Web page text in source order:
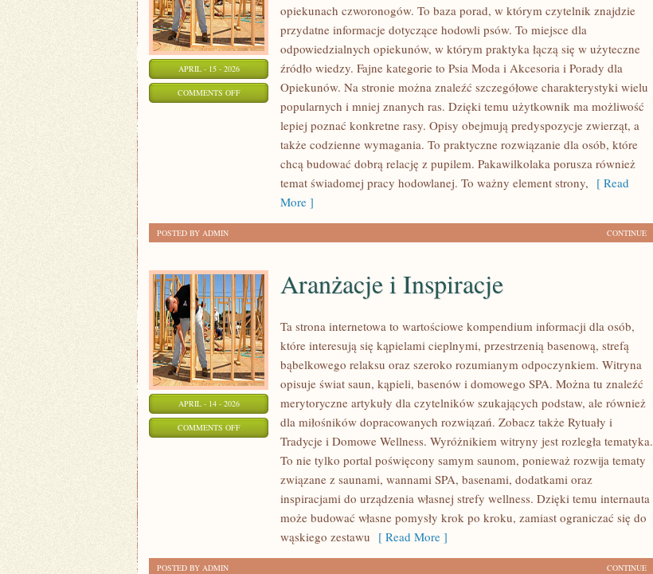
APRIL - 15 - 2026
COMMENTS OFFON
CIEKAWOSTKI
opiekunach czworonogów. To baza porad, w którym czytelnik znajdzie
przydatne informacje dotyczące hodowli psów. To miejsce dla
odpowiedzialnych opiekunów, w którym praktyka łączą się w użyteczne
źródło wiedzy. Fajne kategorie to Psia Moda i Akcesoria i Porady dla
Opiekunów. Na stronie można znaleźć szczegółowe charakterystyki wielu
popularnych i mniej znanych ras. Dzięki temu użytkownik ma możliwość
lepiej poznać konkretne rasy. Opisy obejmują predyspozycje zwierząt, a
także codzienne wymagania. To praktyczne rozwiązanie dla osób, które
chcą budować dobrą relację z pupilem. Pakawilkolaka porusza również
temat świadomej pracy hodowlanej. To ważny element strony, [ Read
More ]
CONTINUE
POSTED BY ADMIN
APRIL - 14 - 2026
COMMENTS OFFON
ARANŻACJE
INSPIRACJE
Aranżacje i Inspiracje
Ta strona internetowa to wartościowe kompendium informacji dla osób,
które interesują się kąpielami cieplnymi, przestrzenią basenową, strefą
bąbelkowego relaksu oraz szeroko rozumianym odpoczynkiem. Witryna
opisuje świat saun, kąpieli, basenów i domowego SPA. Można tu znaleźć
merytoryczne artykuły dla czytelników szukających podstaw, ale również
dla miłośników dopracowanych rozwiązań. Zobacz także Rytuały i
Tradycje i Domowe Wellness. Wyróżnikiem witryny jest rozległa tematyka.
To nie tylko portal poświęcony samym saunom, ponieważ rozwija tematy
związane z saunami, wannami SPA, basenami, dodatkami oraz
inspiracjami do urządzenia własnej strefy wellness. Dzięki temu internauta
może budować własne pomysły krok po kroku, zamiast ograniczać się do
wąskiego zestawu [ Read More ]
CONTINUE
POSTED BY ADMIN